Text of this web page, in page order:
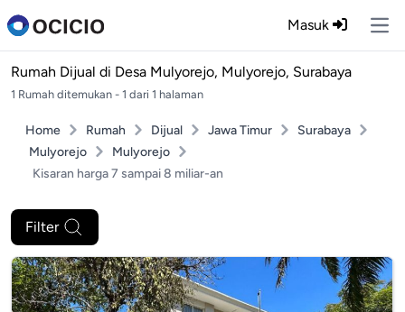
Masuk
Rumah Dijual di Desa Mulyorejo, Mulyorejo, Surabaya
1 Rumah ditemukan - 1 dari 1 halaman
Home Rumah Dijual Jawa Timur
Surabaya
Mulyorejo
Mulyorejo
Kisaran harga 7 sampai 8 miliar-an
Filter